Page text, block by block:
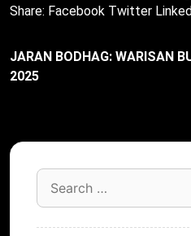
Share: Facebook Twitter
JARAN BODHAG: WARISAN
2025
Search
for: